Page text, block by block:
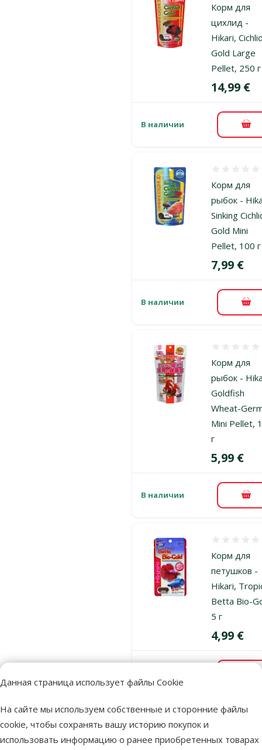
Данная страница использует файлы Cookie
На сайте мы используем собственные и сторонние файлы
cookie, чтобы сохранять вашу историю покупок и
использовать информацию о ранее приобретенных товарах
Корм для
цихлид -
Hikari,
Gold Large
Pellet, 250 г
Цена
14,99 €
В наличии В
Корм для
рыбок -
Sinking
Gold Mini
Pellet, 100 г
Цена
7,99 €
В наличии В
Корм для
рыбок -
Goldfish
Wheat-
Mini Pellet,
г
Цена
5,99 €
В наличии В
Корм для
петушков -
Hikari,
Betta Bio-
5 г
Цена
4,99 €